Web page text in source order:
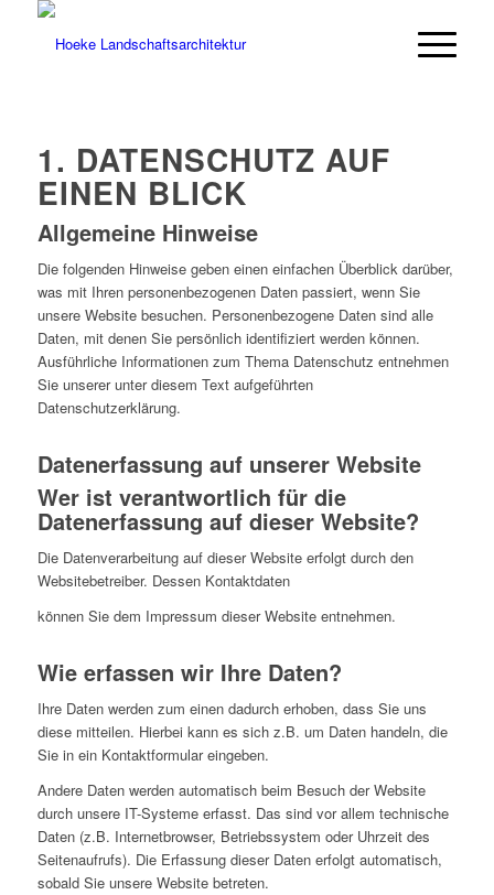
1. DATENSCHUTZ AUF
EINEN BLICK
Allgemeine Hinweise
Die folgenden Hinweise geben einen einfachen Überblick darüber,
was mit Ihren personenbezogenen Daten passiert, wenn Sie
unsere Website besuchen. Personenbezogene Daten sind alle
Daten, mit denen Sie persönlich identifiziert werden können.
Ausführliche Informationen zum Thema Datenschutz entnehmen
Sie unserer unter diesem Text aufgeführten
Datenschutzerklärung.
Datenerfassung auf unserer Website
Wer ist verantwortlich für die
Datenerfassung auf dieser Website?
Die Datenverarbeitung auf dieser Website erfolgt durch den
Websitebetreiber. Dessen Kontaktdaten
können Sie dem Impressum dieser Website entnehmen.
Wie erfassen wir Ihre Daten?
Ihre Daten werden zum einen dadurch erhoben, dass Sie uns
diese mitteilen. Hierbei kann es sich z.B. um Daten handeln, die
Sie in ein Kontaktformular eingeben.
Andere Daten werden automatisch beim Besuch der Website
durch unsere IT-Systeme erfasst. Das sind vor allem technische
Daten (z.B. Internetbrowser, Betriebssystem oder Uhrzeit des
Seitenaufrufs). Die Erfassung dieser Daten erfolgt automatisch,
sobald Sie unsere Website betreten.